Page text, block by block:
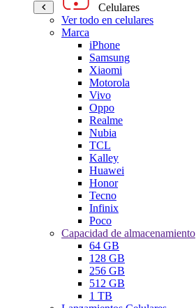
Celulares
Ver todo en celulares
Marca
iPhone
Samsung
Xiaomi
Motorola
Vivo
Oppo
Realme
Nubia
TCL
Kalley
Huawei
Honor
Tecno
Infinix
Poco
Capacidad de almacenamiento
64 GB
128 GB
256 GB
512 GB
1 TB